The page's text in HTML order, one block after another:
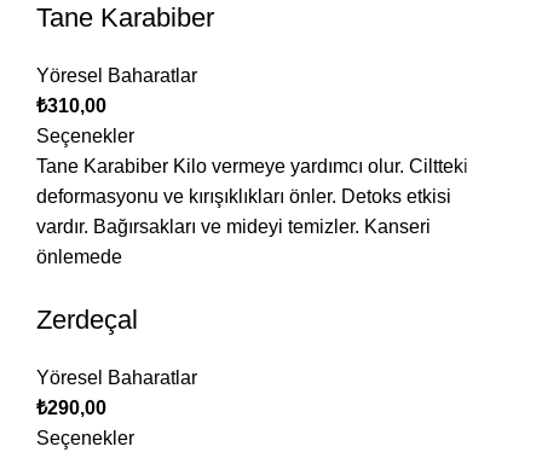
Tane Karabiber
Yöresel Baharatlar
₺310,00
Seçenekler
Tane Karabiber Kilo vermeye yardımcı olur. Ciltteki
deformasyonu ve kırışıklıkları önler. Detoks etkisi
vardır. Bağırsakları ve mideyi temizler. Kanseri
önlemede
Zerdeçal
Yöresel Baharatlar
₺290,00
Seçenekler